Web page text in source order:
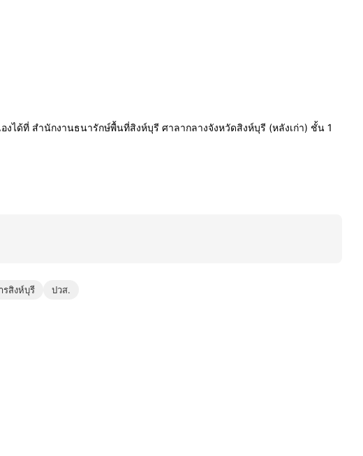
ได้ที่ สำนักงานธนารักษ์พื้นที่สิงห์บุรี ศาลากลางจังหวัดสิงห์บุรี (หลังเก่า) ชั้น 1
รสิงห์บุรี ปวส.